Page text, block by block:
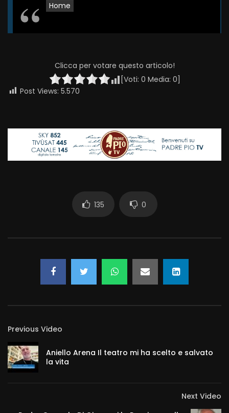
Home
Clicca per votare questo articolo!
[Voti: 0 Media: 0]
Post Views: 5.570
135 0
Previous Video
Aniello Arena Il teatro mi ha scelto e salvato
la vita
Next Video